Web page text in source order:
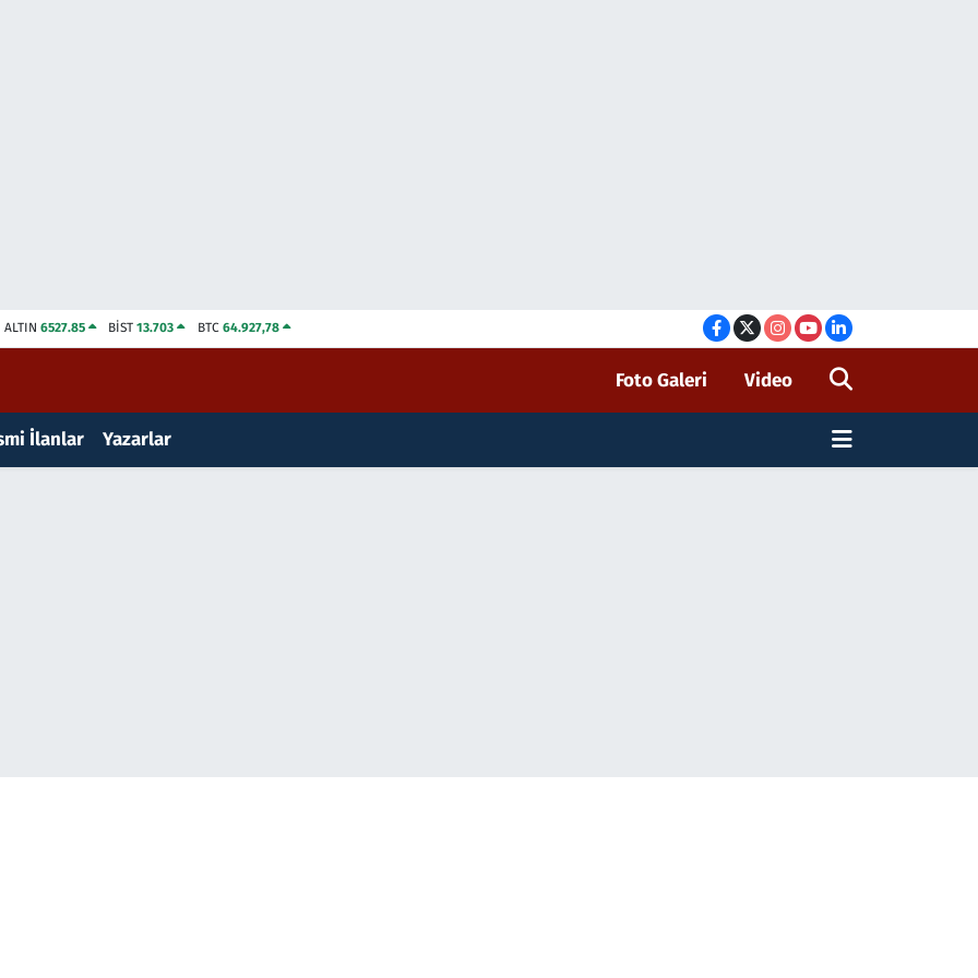
ALTIN 6527.85 BİST13.703 BTC 64.927,78
Foto Galeri Video
İlanlar Yazarlar